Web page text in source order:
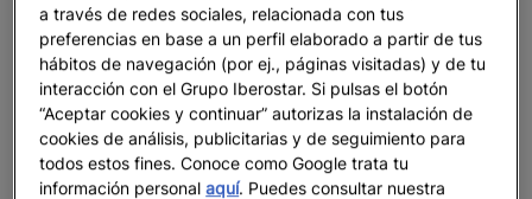
a través de redes sociales, relacionada con tus
preferencias en base a un perfil elaborado a partir de tus
hábitos de navegación (por ej., páginas visitadas) y de tu
interacción con el Grupo Iberostar. Si pulsas el botón
“Aceptar cookies y continuar” autorizas la instalación de
cookies de análisis, publicitarias y de seguimiento para
todos estos fines. Conoce como Google trata tu
información personalaquí. Puedes consultar nuestra